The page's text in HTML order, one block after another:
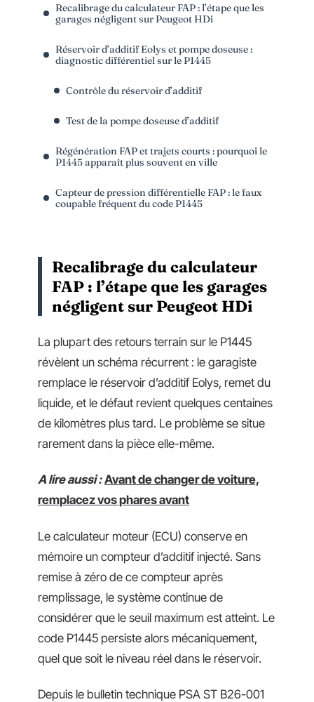
Recalibrage du calculateur FAP : l’étape que les
garages négligent sur Peugeot HDi
Réservoir d’additif Eolys et pompe doseuse :
diagnostic différentiel sur le P1445
Contrôle du réservoir d’additif
Test de la pompe doseuse d’additif
Régénération FAP et trajets courts : pourquoi le
P1445 apparaît plus souvent en ville
Capteur de pression différentielle FAP : le faux
coupable fréquent du code P1445
Recalibrage du calculateur
FAP : l’étape que les garages
négligent sur Peugeot HDi
La plupart des retours terrain sur le P1445
révèlent un schéma récurrent : le garagiste
remplace le réservoir d’additif Eolys, remet du
liquide, et le défaut revient quelques centaines
de kilomètres plus tard. Le problème se situe
rarement dans la pièce elle-même.
A lire aussi : Avant de changer de voiture,
remplacez vos phares avant
Le calculateur moteur (ECU) conserve en
mémoire un compteur d’additif injecté. Sans
remise à zéro de ce compteur après
remplissage, le système continue de
considérer que le seuil maximum est atteint. Le
code P1445 persiste alors mécaniquement,
quel que soit le niveau réel dans le réservoir.
Depuis le bulletin technique PSA ST B26-001